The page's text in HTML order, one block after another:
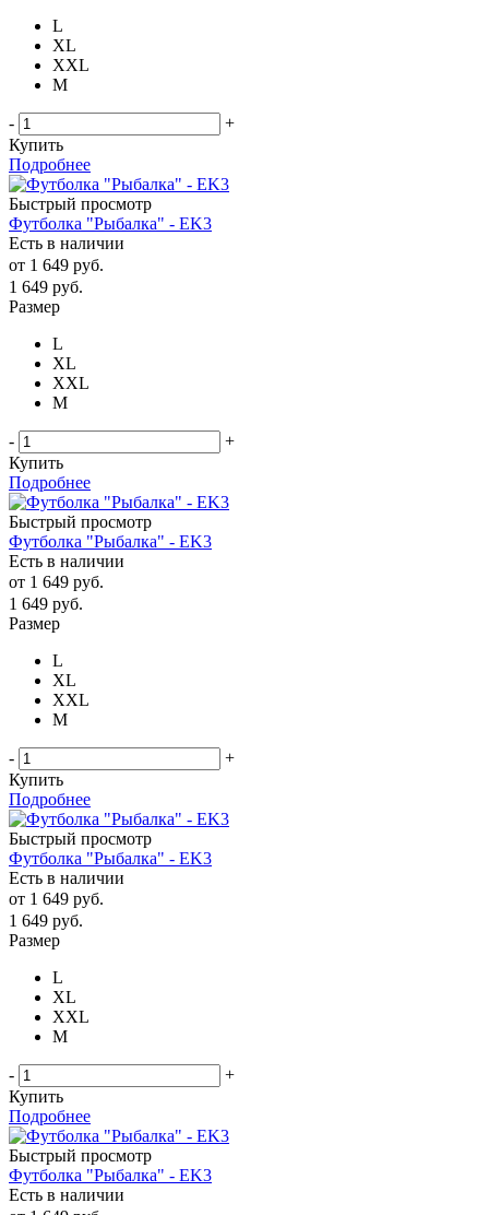
L
XL
XXL
М
-
+
Купить
Подробнее
Быстрый просмотр
Футболка "Рыбалка" - EK3
Есть в наличии
от 1 649 руб.
1 649 руб.
Размер
L
XL
XXL
М
-
+
Купить
Подробнее
Быстрый просмотр
Футболка "Рыбалка" - EK3
Есть в наличии
от 1 649 руб.
1 649 руб.
Размер
L
XL
XXL
М
-
+
Купить
Подробнее
Быстрый просмотр
Футболка "Рыбалка" - EK3
Есть в наличии
от 1 649 руб.
1 649 руб.
Размер
L
XL
XXL
М
-
+
Купить
Подробнее
Быстрый просмотр
Футболка "Рыбалка" - EK3
Есть в наличии